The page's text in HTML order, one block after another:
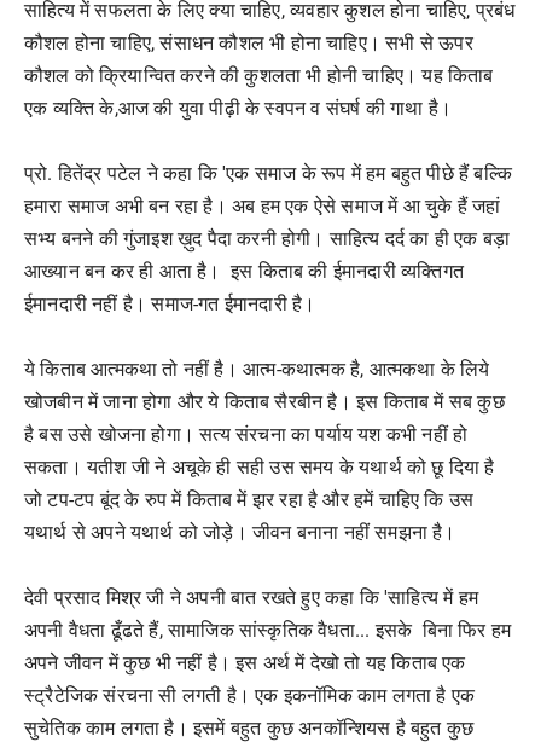
साहित्य में सफलता के लिए क्या चाहिए, व्यवहार कुशल होना चाहिए, प्रबंध
कौशल होना चाहिए, संसाधन कौशल भी होना चाहिए। सभी से ऊपर
कौशल को क्रियान्वित करने की कुशलता भी होनी चाहिए। यह किताब
एक व्यक्ति के,आज की युवा पीढ़ी के स्वपन व संघर्ष की गाथा है।
प्रो. हितेंद्र पटेल ने कहा कि 'एक समाज के रूप में हम बहुत पीछे हैं बल्कि
हमारा समाज अभी बन रहा है। अब हम एक ऐसे समाज में आ चुके हैं जहां
सभ्य बनने की गुंजाइश ख़ुद पैदा करनी होगी। साहित्य दर्द का ही एक बड़ा
आख्यान बन कर ही आता है। इस किताब की ईमानदारी व्यक्तिगत
ईमानदारी नहीं है। समाज-गत ईमानदारी है।
ये किताब आत्मकथा तो नहीं है। आत्म-कथात्मक है, आत्मकथा के लिये
खोजबीन में जाना होगा और ये किताब सैरबीन है। इस किताब में सब कुछ
है बस उसे खोजना होगा। सत्य संरचना का पर्याय यश कभी नहीं हो
सकता। यतीश जी ने अचूके ही सही उस समय के यथार्थ को छू दिया है
जो टप-टप बूंद के रुप में किताब में झर रहा है और हमें चाहिए कि उस
यथार्थ से अपने यथार्थ को जोड़े। जीवन बनाना नहीं समझना है।
देवी प्रसाद मिश्र जी ने अपनी बात रखते हुए कहा कि 'साहित्य में हम
अपनी वैधता ढूँढते हैं, सामाजिक सांस्कृतिक वैधता... इसके बिना फिर हम
अपने जीवन में कुछ भी नहीं है। इस अर्थ में देखो तो यह किताब एक
स्ट्रैटेजिक संरचना सी लगती है। एक इकनॉमिक काम लगता है एक
सुचेतिक काम लगता है। इसमें बहुत कुछ अनकॉन्शियस है बहुत कुछ